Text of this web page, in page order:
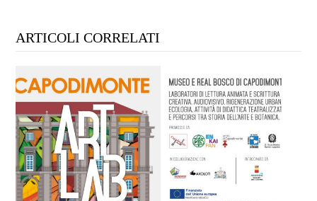
ARTICOLI CORRELATI